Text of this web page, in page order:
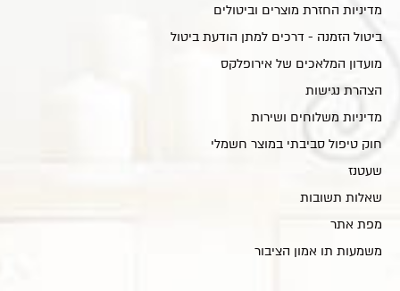
מדיניות החזרת מוצרים וביטולים
ביטול הזמנה - דרכים למתן הודעת ביטול
מועדון המלאכים של אירופלקס
הצהרת נגישות
מדיניות משלוחים ושירות
חוק טיפול סביבתי במוצר חשמלי
שעטנז
שאלות תשובות
מפת אתר
משמעות תו אמון הציבור